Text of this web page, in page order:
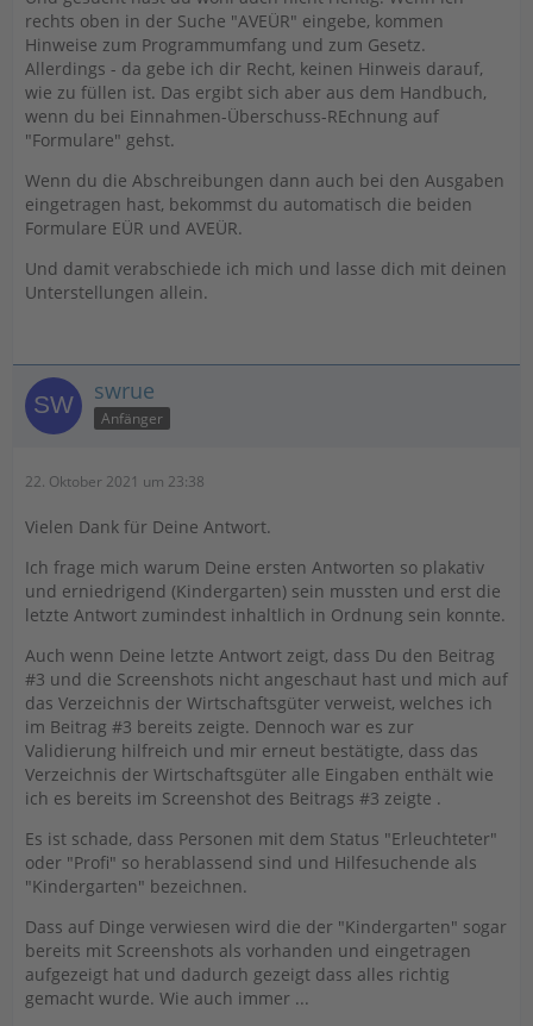
rechts oben in der Suche "AVEÜR" eingebe, kommen
Hinweise zum Programmumfang und zum Gesetz.
Allerdings - da gebe ich dir Recht, keinen Hinweis darauf,
wie zu füllen ist. Das ergibt sich aber aus dem Handbuch,
wenn du bei Einnahmen-Überschuss-REchnung auf
"Formulare" gehst.
Wenn du die Abschreibungen dann auch bei den Ausgaben
eingetragen hast, bekommst du automatisch die beiden
Formulare EÜR und AVEÜR.
Und damit verabschiede ich mich und lasse dich mit deinen
Unterstellungen allein.
swrue
Anfänger
22. Oktober 2021 um 23:38
Vielen Dank für Deine Antwort.
Ich frage mich warum Deine ersten Antworten so plakativ
und erniedrigend (Kindergarten) sein mussten und erst die
letzte Antwort zumindest inhaltlich in Ordnung sein konnte.
Auch wenn Deine letzte Antwort zeigt, dass Du den Beitrag
#3 und die Screenshots nicht angeschaut hast und mich auf
das Verzeichnis der Wirtschaftsgüter verweist, welches ich
im Beitrag #3 bereits zeigte. Dennoch war es zur
Validierung hilfreich und mir erneut bestätigte, dass das
Verzeichnis der Wirtschaftsgüter alle Eingaben enthält wie
ich es bereits im Screenshot des Beitrags #3 zeigte .
Es ist schade, dass Personen mit dem Status "Erleuchteter"
oder "Profi" so herablassend sind und Hilfesuchende als
"Kindergarten" bezeichnen.
Dass auf Dinge verwiesen wird die der "Kindergarten" sogar
bereits mit Screenshots als vorhanden und eingetragen
aufgezeigt hat und dadurch gezeigt dass alles richtig
gemacht wurde. Wie auch immer ...